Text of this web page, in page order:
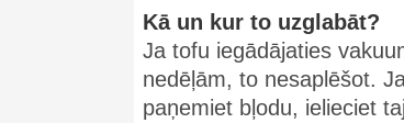
Kā un kur to uzglabāt?
Ja tofu iegādājaties
nedēļām, to nesaplēšot.
paņemiet bļodu, ielieciet